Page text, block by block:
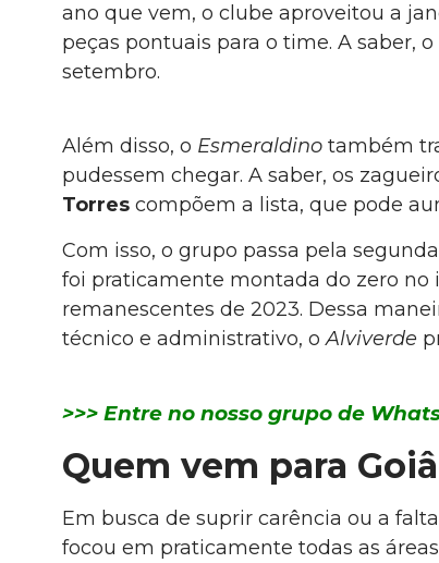
ano que vem, o clube aproveitou a
peças pontuais para o time. A saber,
setembro.
Além disso, o Esmeraldino também
pudessem chegar. A saber, os
Torres compõem a lista, que pode
Com isso, o grupo passa pela
foi praticamente montada do zero no
remanescentes de 2023. Dessa
técnico e administrativo, oAlviverde
>>> Entre no nosso grupo de
Quem vem para
Em busca de suprir carência ou a
focou em praticamente todas as